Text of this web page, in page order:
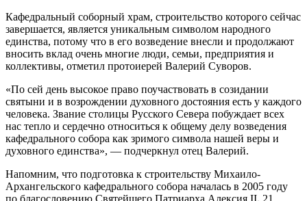
Кафедральный соборный храм, строительство которого сейчас
завершается, является уникальным символом народного
единства, потому что в его возведение внесли и продолжают
вносить вклад очень многие люди, семьи, предприятия и
коллективы, отметил протоиерей Валерий Суворов.
«По сей день высокое право поучаствовать в созидании
святыни и в возрождении духовного достояния есть у каждого
человека. Звание столицы Русского Севера побуждает всех
нас тепло и сердечно относиться к общему делу возведения
кафедрального собора как зримого символа нашей веры и
духовного единства», — подчеркнул отец Валерий.
Напомним, что подготовка к строительству Михаило-
Архангельского кафедрального собора началась в 2005 году
по благословению Святейшего Патриарха Алексия II. 21